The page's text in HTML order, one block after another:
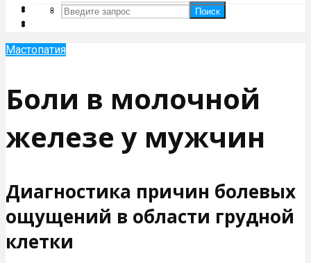
Поиск
Поиск
Мастопатия
Боли в молочной
железе у мужчин
Диагностика причин болевых
ощущений в области грудной
клетки